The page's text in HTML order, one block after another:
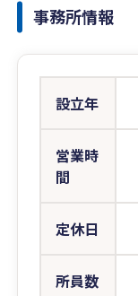
事務所情報
設立年
営業時
間
定休日
所員数